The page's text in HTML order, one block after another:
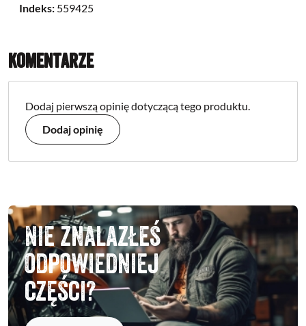
Indeks: 559425
Komentarze
Dodaj pierwszą opinię dotyczącą tego produktu.
Dodaj opinię
Nie znalazłeś
odpowiedniej
części?